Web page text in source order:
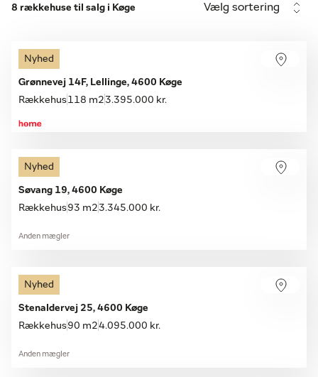
8 rækkehuse til salg i Køge Vælg sortering
Nyhed
Grønnevej 14F, Lellinge, 4600 Køge
Rækkehus118 m2 3.395.000 kr.
Nyhed
Søvang 19, 4600 Køge
Rækkehus93 m2 3.345.000 kr.
Anden mægler
Nyhed
Stenaldervej 25, 4600 Køge
Rækkehus90 m24.095.000 kr.
Anden mægler